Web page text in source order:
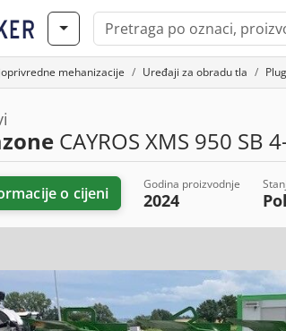
mehanizacije Uređaji za obradu tla Plug
CAYROS XMS 950 SB
o cijeni Godina proizvodnje
2024